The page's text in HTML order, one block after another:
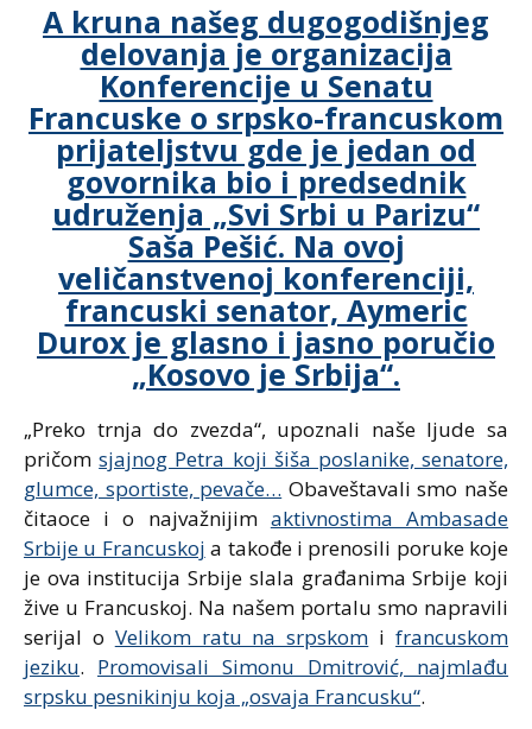
A kruna našeg dugogodišnjeg
delovanja je organizacija
Konferencije u Senatu
Francuske o srpsko-francuskom
prijateljstvu gde je jedan od
govornika bio i predsednik
udruženja „Svi Srbi u Parizu“
Saša Pešić. Na ovoj
veličanstvenoj konferenciji,
francuski senator, Aymeric
Durox je glasno i jasno poručio
„Kosovo je Srbija“.
„Preko trnja do zvezda“, upoznali naše ljude sa
pričomsjajnog Petra koji šiša poslanike, senatore,
glumce, sportiste, pevače… Obaveštavali smo naše
čitaoce i o najvažnijim aktivnostima Ambasade
Srbije u Francuskoj a takođe i prenosili poruke koje
je ova institucija Srbije slala građanima Srbije koji
žive u Francuskoj. Na našem portalu smo napravili
serijal o Velikom ratu na srpskom ifrancuskom
jeziku. Promovisali Simonu Dmitrović, najmlađu
srpsku pesnikinju koja „osvaja Francusku“.